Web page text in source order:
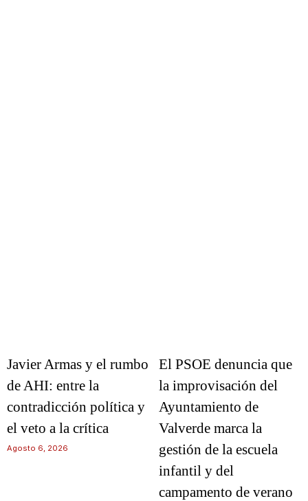
Javier Armas y el rumbo
de AHI: entre la
contradicción política y
el veto a la crítica
Agosto 6, 2026
El PSOE denuncia que
la improvisación del
Ayuntamiento de
Valverde marca la
gestión de la escuela
infantil y del
campamento de verano